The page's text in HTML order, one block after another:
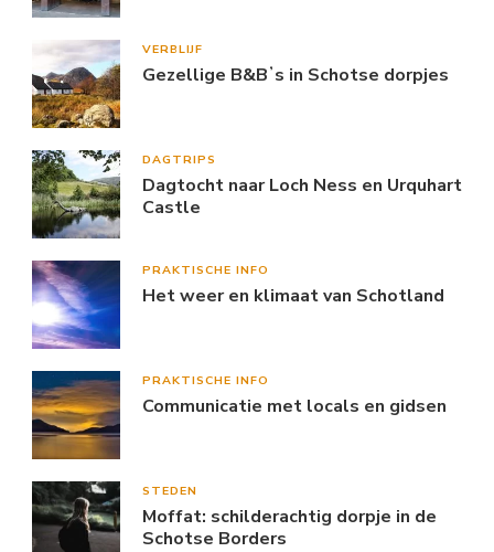
VERBLIJF
Gezellige B&Bʼs in Schotse dorpjes
DAGTRIPS
Dagtocht naar Loch Ness en Urquhart
Castle
PRAKTISCHE INFO
Het weer en klimaat van Schotland
PRAKTISCHE INFO
Communicatie met locals en gidsen
STEDEN
Moffat: schilderachtig dorpje in de
Schotse Borders